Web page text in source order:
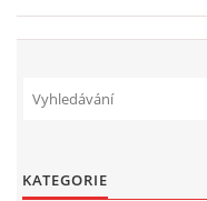
SLUŽBY
KATEGORIE